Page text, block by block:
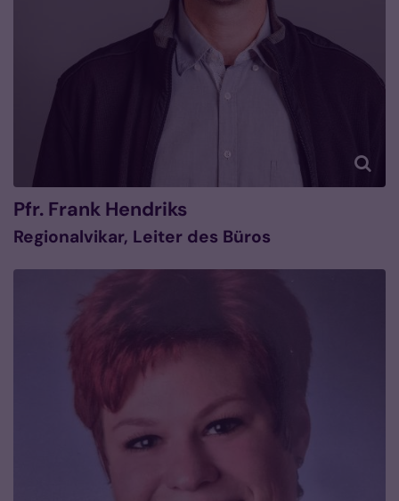
Pfr. Frank Hendriks
Regionalvikar, Leiter des Büros